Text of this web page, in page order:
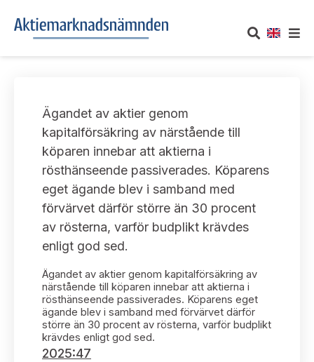
Om oss
Vårt uppdrag
Informationsgivning
Arbetssätt och jävsfrågor
Arbetsordning
Ledamöter
UTTALANDEN
Om nämndens uttalanden
Framställningar och konsultation
Uttalanden sorterade efter publiceringsdatum
Samtliga uttalanden sorterade årsvis
Uttalanden sorterade ämnesvis
Sök uttalanden
TAKEOVER-REGLER
Takeover-regler för reglerade marknader och vissa
handelsplattformar
AKTUELLT
Nyheter och pressmeddelanden
Prenumerera
Bildarkiv
KONTAKT
Kontakt angående ansökningar och uttalanden
Kontakt administrativa ärenden
Ägandet av aktier genom
kapitalförsäkring av närstående till
köparen innebar att aktierna i
rösthänseende passiverades. Köparens
eget ägande blev i samband med
förvärvet därför större än 30 procent
av rösterna, varför budplikt krävdes
enligt god sed.
Ägandet av aktier genom kapitalförsäkring av
närstående till köparen innebar att aktierna i
rösthänseende passiverades. Köparens eget
ägande blev i samband med förvärvet därför
större än 30 procent av rösterna, varför budplikt
krävdes enligt god sed.
2025:47